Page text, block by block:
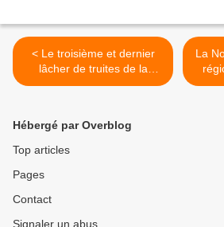
< Le troisième et dernier
lâcher de truites de la
saison 2025 !
La
Hébergé par Overblog
Top articles
Pages
Contact
Signaler un abus